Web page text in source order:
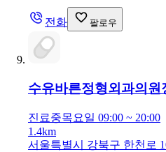
전화 팔로우
수유바른정형외과의원
진료중목요일 09:00 ~ 20:00
1.4km
서울특별시 강북구 한천로